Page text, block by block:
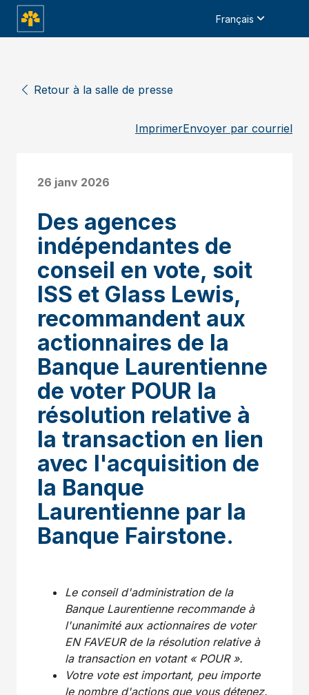
Français
Retour à la salle de presse
ImprimerEnvoyer par courriel
26 janv 2026
Des agences
indépendantes de
conseil en vote, soit
ISS et Glass Lewis,
recommandent aux
actionnaires de la
Banque Laurentienne
de voter POUR la
résolution relative à
la transaction en lien
avec l'acquisition de
la Banque
Laurentienne par la
Banque Fairstone.
Le conseil d'administration de la
Banque Laurentienne recommande à
l'unanimité aux actionnaires de voter
EN FAVEUR de la résolution relative à
la transaction en votant « POUR ».
Votre vote est important, peu importe
le nombre d'actions que vous détenez.